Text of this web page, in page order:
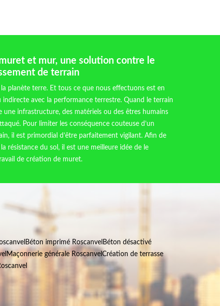
et mur, une solution contre le
de terrain
planète terre. Et tous ce que nous effectuons est en
avec la performance terrestre. Quand le terrain
une infrastructure, des matériels ou des êtres humains
Pour limiter les conséquence couteuse d’un
il est primordial d’être parfaitement vigilant. Afin de
résistance du sol, il est une meilleure idée de le
de création de muret.
Béton imprimé Roscanvel Béton désactivé
Maçonnerie générale Roscanvel Création de terrasse